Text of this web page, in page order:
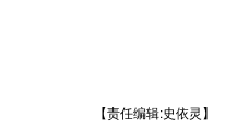
【责任编辑:史依灵】